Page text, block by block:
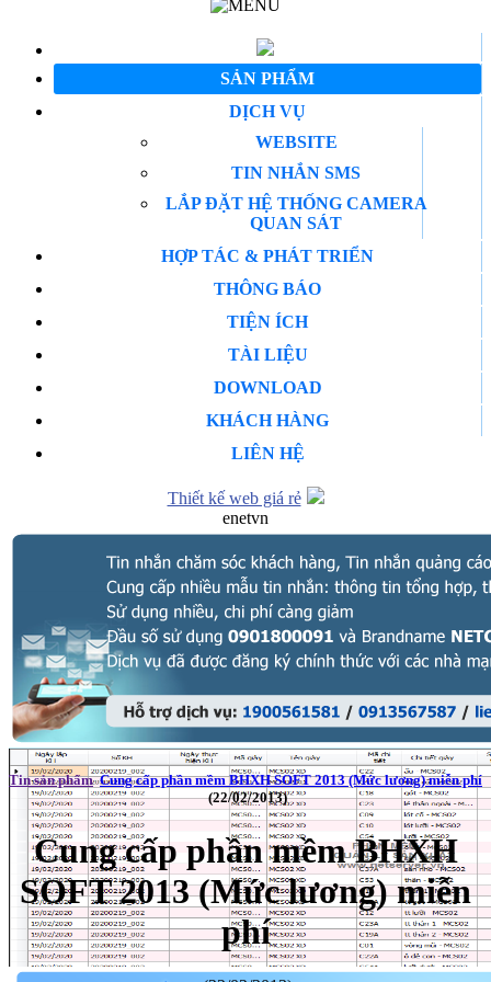
SẢN PHẨM
DỊCH VỤ
WEBSITE
TIN NHẮN SMS
LẮP ĐẶT HỆ THỐNG CAMERA
QUAN SÁT
HỢP TÁC & PHÁT TRIỂN
THÔNG BÁO
TIỆN ÍCH
TÀI LIỆU
DOWNLOAD
KHÁCH HÀNG
LIÊN HỆ
Thiết kế web giá rẻ
enetvn
Tin sản phẩm Cung cấp phần mềm BHXH SOFT 2013 (Mức lương) miễn phí
(22/02/2013)
Cung cấp phần mềm BHXH
SOFT 2013 (Mức lương) miễn
phí